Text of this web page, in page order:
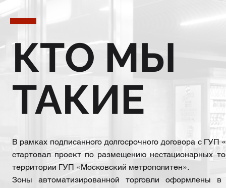
КТО МЫ
ТАКИЕ
В рамках подписанного долгосрочного договора с
стартовал проект по размещению нестационарных
территории ГУП «Московский метрополитен».
Зоны автоматизированной торговли оформлены